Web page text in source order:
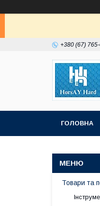
+380 (67)
ГОЛОВНА
Товари та